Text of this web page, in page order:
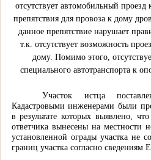
отсутствует автомобильный проезд
препятствия для провоза к дому
данное препятствие нарушает
т.к. отсутствует возможность
дому. Помимо этого,
специального автотранспорта к
Участок истца
Кадастровыми инженерами были
в результате которых выявлено,
ответчика вынесены на местности
установленной ограды участка не
границ участка согласно сведениям